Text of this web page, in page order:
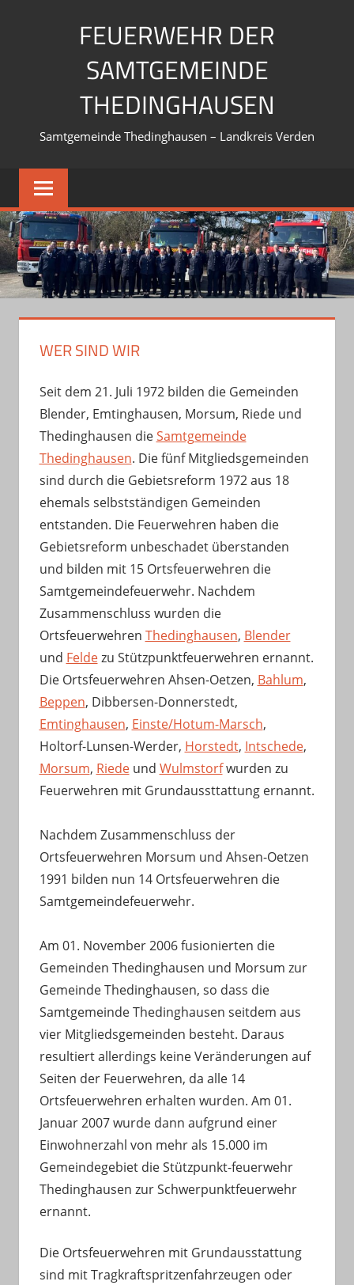
FEUERWEHR DER
SAMTGEMEINDE
THEDINGHAUSEN
Samtgemeinde Thedinghausen – Landkreis Verden
WER SIND WIR
Seit dem 21. Juli 1972 bilden die Gemeinden
Blender, Emtinghausen, Morsum, Riede und
Thedinghausen dieSamtgemeinde
Thedinghausen. Die fünf Mitgliedsgemeinden
sind durch die Gebietsreform 1972 aus 18
ehemals selbstständigen Gemeinden
entstanden. Die Feuerwehren haben die
Gebietsreform unbeschadet überstanden
und bilden mit 15 Ortsfeuerwehren die
Samtgemeindefeuerwehr. Nachdem
Zusammenschluss wurden die
Ortsfeuerwehren Thedinghausen, Blender
und Feldezu Stützpunktfeuerwehren ernannt.
Die Ortsfeuerwehren Ahsen-Oetzen, Bahlum,
Beppen, Dibbersen-Donnerstedt,
Emtinghausen, Einste/Hotum-Marsch,
Holtorf-Lunsen-Werder, Horstedt, Intschede,
Morsum, Riedeund Wulmstorfwurden zu
Feuerwehren mit Grundaussttattung ernannt.
Nachdem Zusammenschluss der
Ortsfeuerwehren Morsum und Ahsen-Oetzen
1991 bilden nun 14 Ortsfeuerwehren die
Samtgemeindefeuerwehr.
Am 01. November 2006 fusionierten die
Gemeinden Thedinghausen und Morsum zur
Gemeinde Thedinghausen, so dass die
Samtgemeinde Thedinghausen seitdem aus
vier Mitgliedsgemeinden besteht. Daraus
resultiert allerdings keine Veränderungen auf
Seiten der Feuerwehren, da alle 14
Ortsfeuerwehren erhalten wurden. Am 01.
Januar 2007 wurde dann aufgrund einer
Einwohnerzahl von mehr als 15.000 im
Gemeindegebiet die Stützpunkt-feuerwehr
Thedinghausen zur Schwerpunktfeuerwehr
ernannt.
Die Ortsfeuerwehren mit Grundausstattung
sind mit Tragkraftspritzenfahrzeugen oder